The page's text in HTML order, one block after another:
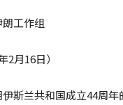
工作组
2月16日）
斯兰共和国成立44周